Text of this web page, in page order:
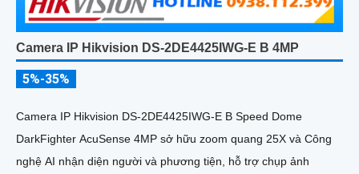
Camera IP Hikvision DS-2DE4425IWG-E B 4MP
5%-35%
Camera IP Hikvision DS-2DE4425IWG-E B Speed Dome
DarkFighter AcuSense 4MP sở hữu zoom quang 25X và Công
nghệ AI nhận diện người và phương tiện, hỗ trợ chụp ảnh